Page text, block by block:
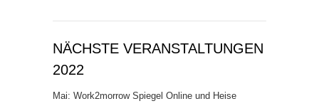
NÄCHSTE VERANSTALTUNGEN
2022
Mai: Work2morrow Spiegel Online und Heise